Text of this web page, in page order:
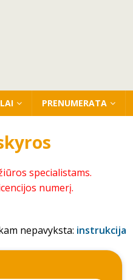
PRENUMERATA
specialistams.
numerį.
nepavyksta: instrukcija